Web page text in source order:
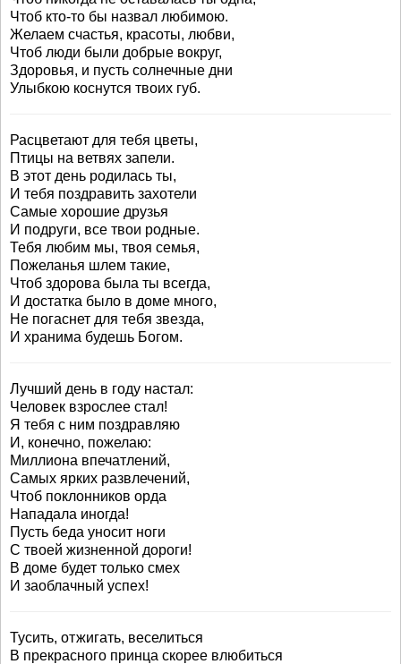
Чтоб кто-то бы назвал любимою.
Желаем счастья, красоты, любви,
Чтоб люди были добрые вокруг,
Здоровья, и пусть солнечные дни
Улыбкою коснутся твоих губ.
Расцветают для тебя цветы,
Птицы на ветвях запели.
В этот день родилась ты,
И тебя поздравить захотели
Самые хорошие друзья
И подруги, все твои родные.
Тебя любим мы, твоя семья,
Пожеланья шлем такие,
Чтоб здорова была ты всегда,
И достатка было в доме много,
Не погаснет для тебя звезда,
И хранима будешь Богом.
Лучший день в году настал:
Человек взрослее стал!
Я тебя с ним поздравляю
И, конечно, пожелаю:
Миллиона впечатлений,
Самых ярких развлечений,
Чтоб поклонников орда
Нападала иногда!
Пусть беда уносит ноги
С твоей жизненной дороги!
В доме будет только смех
И заоблачный успех!
Тусить, отжигать, веселиться
В прекрасного принца скорее влюбиться